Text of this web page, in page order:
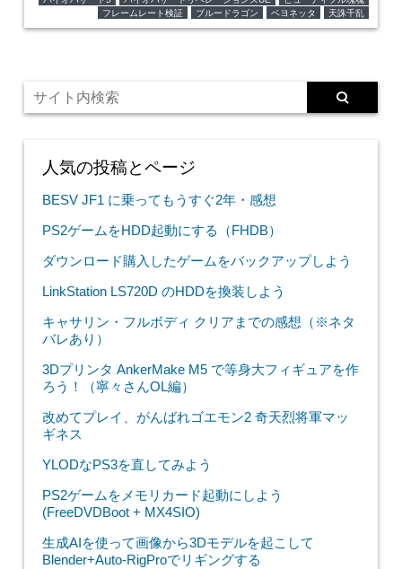
フレームレート検証
ブルードラゴン ベヨネッタ 天誅千乱
人気の投稿とページ
BESV JF1 に乗ってもうすぐ2年・感想
PS2ゲームをHDD起動にする（FHDB）
ダウンロード購入したゲームをバックアップしよう
LinkStation LS720D のHDDを換装しよう
キャサリン・フルボディ クリアまでの感想（※ネタ
バレあり）
3Dプリンタ AnkerMake M5 で等身大フィギュアを作
ろう！（寧々さんOL編）
改めてプレイ、がんばれゴエモン2 奇天烈将軍マッ
ギネス
YLODなPS3を直してみよう
PS2ゲームをメモリカード起動にしよう
(FreeDVDBoot + MX4SIO)
生成AIを使って画像から3Dモデルを起こして
Blender+Auto-RigProでリギングする